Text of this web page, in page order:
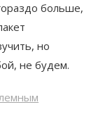
больше,
но
не будем.